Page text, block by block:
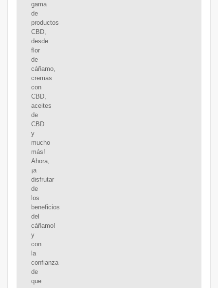
gama
de
productos
CBD,
desde
flor
de
cáñamo,
cremas
con
CBD,
aceites
de
CBD
y
mucho
más!
Ahora,
¡a
disfrutar
de
los
beneficios
del
cáñamo!
y
con
la
confianza
de
que